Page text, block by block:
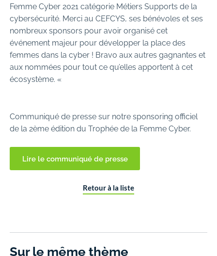
Femme Cyber 2021 catégorie Métiers Supports de la
cybersécurité. Merci au CEFCYS, ses bénévoles et ses
nombreux sponsors pour avoir organisé cet
événement majeur pour développer la place des
femmes dans la cyber ! Bravo aux autres gagnantes et
aux nommées pour tout ce qu’elles apportent à cet
écosystème. «
Communiqué de presse sur notre sponsoring officiel
de la 2ème édition du Trophée de la Femme Cyber.
Lire le communiqué de presse
Retour à la liste
Sur le même thème